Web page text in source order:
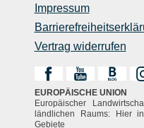
Impressum
Vertrag widerrufen
EUROPÄISCHE UNION
Europäischer
ländlichen Raums: Hier
Gebiete